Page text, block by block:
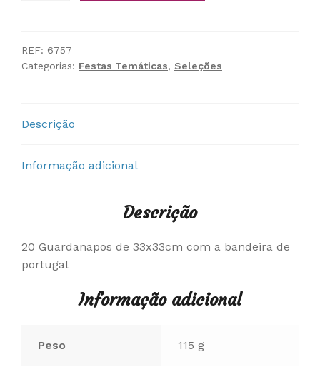
Portugal
REF: 6757
Categorias: Festas Temáticas, Seleções
Descrição
Informação adicional
Descrição
20 Guardanapos de 33x33cm com a bandeira de
portugal
Informação adicional
Peso 115 g